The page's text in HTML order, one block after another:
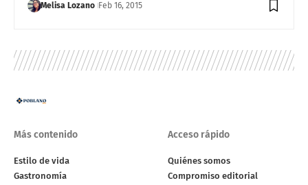
Melisa Lozano Feb 16, 2015
Más contenido
Estilo de vida
Gastronomía
Acceso rápido
Quiénes somos
Compromiso editorial